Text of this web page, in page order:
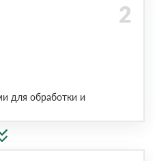
для обработки и